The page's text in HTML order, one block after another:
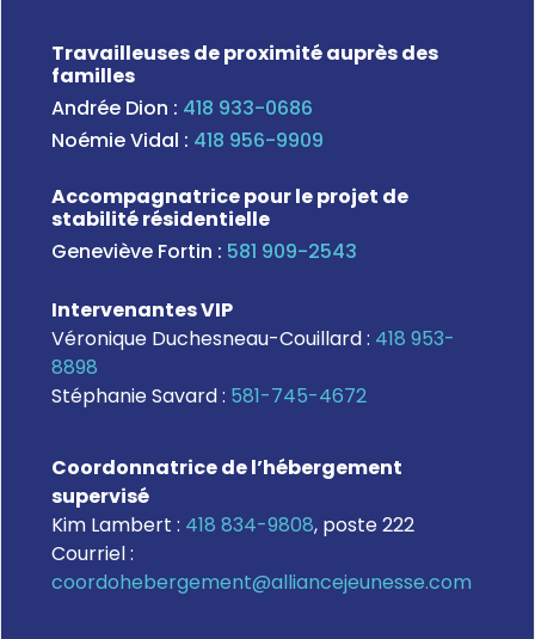
Travailleuses de proximité auprès des
familles
Andrée Dion : 418 933-0686
Noémie Vidal : 418 956-9909
Accompagnatrice pour le projet de
stabilité résidentielle
Geneviève Fortin : 581 909-2543
Intervenantes VIP
Véronique Duchesneau-Couillard : 418 953-
8898
Stéphanie Savard : 581-745-4672
Coordonnatrice de l’hébergement
supervisé
Kim Lambert : 418 834-9808, poste 222
Courriel :
coordohebergement@alliancejeunesse.com